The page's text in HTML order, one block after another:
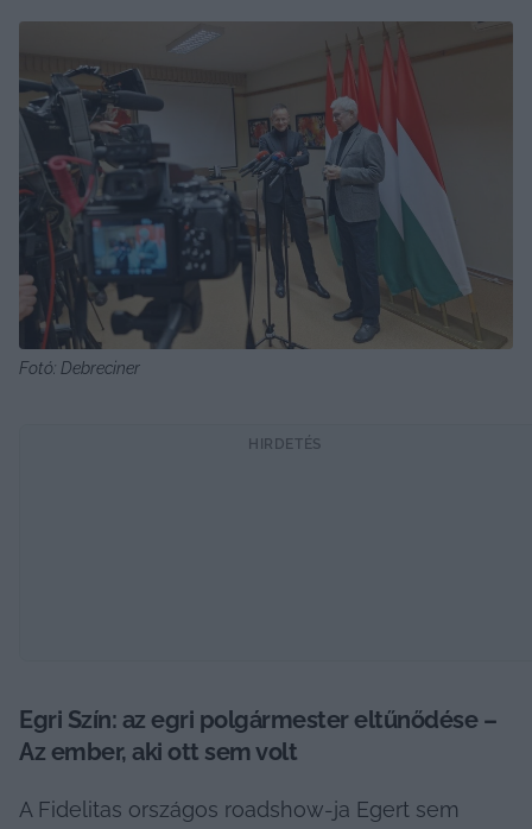
Fotó: Debreciner
HIRDETÉS
Egri Szín: az egri polgármester eltűnődése –
Az ember, aki ott sem volt
A Fidelitas országos roadshow-ja Egert sem